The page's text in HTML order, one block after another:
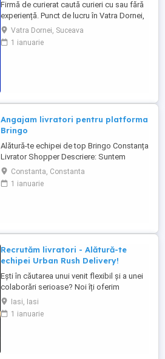
Firmă de curierat caută curieri cu sau fără
experiență. Punct de lucru în Vatra Dornei,
jud. Suceava Program de lucru de L - V
Weekend liber. Cerințe: - permis cat. B
obținut cu minim 3 ani în urmă; - studii
Vatra Dornei, Suceava
1 ianuarie
Angajam livratori pentru platforma
Bringo
Alătură-te echipei de top Bringo Constanța
Livrator Shopper Descriere: Suntem
echipa de top Bringo din Constanța,
fruntași la număr de comenzi, target-uri
atinse și tips-uri primite de la clienți. Acum
Constanta, Constanta
1 ianuarie
Recrutăm livratori - Alătură-te
echipei Urban Rush Delivery!
Ești în căutarea unui venit flexibil și a unei
colaborări serioase? Noi îți oferim
posibilitatea să livrezi prin cele mai mari
platforme de livrare din România, într-un
mediu profesionist și transparent. Ce îți
Iasi, Iasi
1 ianuarie